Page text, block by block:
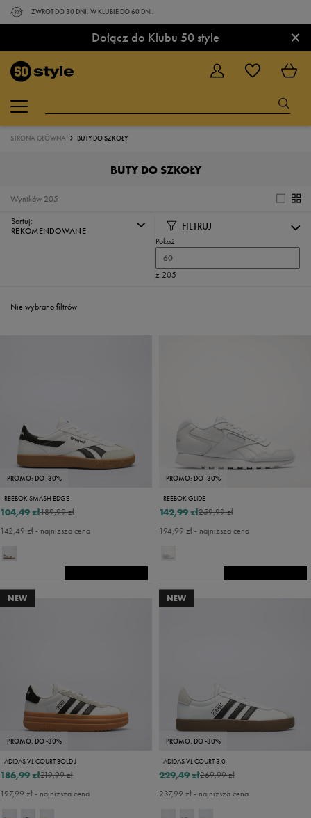
ZWROT DO 30 DNI. W KLUBIE DO 60 DNI.
Dołącz do Klubu 50 style ×
STRONA GŁÓWNA BUTY DO SZKOŁY
BUTY DO SZKOŁY
205
Wyników
Sortuj:
REKOMENDOWANE
FILTRUJ
Pokaż
60
z 205
Nie wybrano filtrów
PROMO: DO -30%
REEBOK SMASH EDGE
189,99 zł
104,49 zł
142,49 zł- najniższa cena
PROMO: DO -30%
REEBOK GLIDE
259,99 zł
142,99 zł
194,99 zł- najniższa cena
NEW
PROMO: DO -30%
ADIDAS VL COURT BOLD J
219,99 zł
186,99 zł
197,99 zł- najniższa cena
NEW
PROMO: DO -30%
ADIDAS VL COURT 3.0
269,99 zł
229,49 zł
237,99 zł- najniższa cena